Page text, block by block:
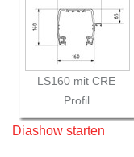
LS160 mit CRE
Profil
Diashow starten